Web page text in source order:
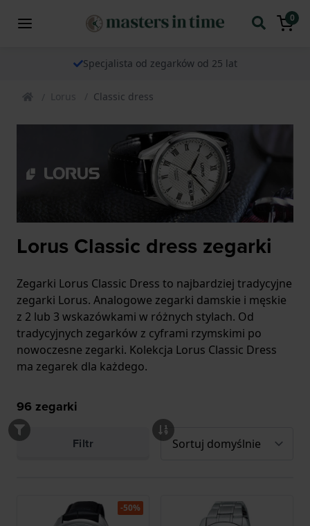
0
Specjalista od zegarków od 25 lat
Lorus Classic dress
Lorus Classic dress zegarki
Zegarki Lorus Classic Dress to najbardziej tradycyjne
zegarki Lorus. Analogowe zegarki damskie i męskie
z 2 lub 3 wskazówkami w różnych stylach. Od
tradycyjnych zegarków z cyframi rzymskimi po
nowoczesne zegarki. Kolekcja Lorus Classic Dress
ma zegarek dla każdego.
96 zegarki
Filtr
-50%